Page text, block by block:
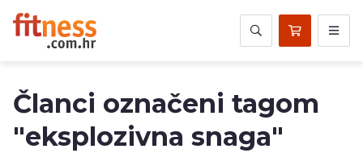
Članci označeni tagom
"eksplozivna snaga"